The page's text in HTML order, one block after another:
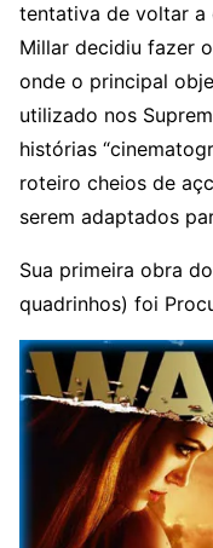
tentativa de voltar a
Millar decidiu fazer
onde o principal
utilizado nos
histórias
roteiro cheios de
serem adaptados
Sua primeira obra
quadrinhos) foi